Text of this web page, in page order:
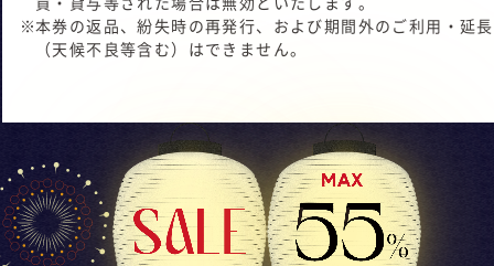
本券の返品、紛失時の再発行、および期間外のご利用・延長
（天候不良等含む）はできません。